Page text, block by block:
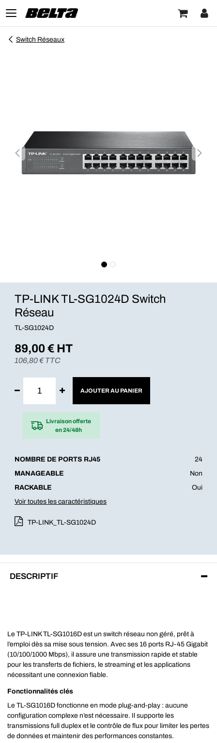
Switch Réseaux
TP-LINK TL-SG1024D Switch
Réseau
TL-SG1024D
89,00€ HT
106,80€ TTC
AJOUTER AU PANIER
Livraison offerte
en 24/48h
NOMBRE DE PORTS RJ45
24
MANAGEABLE
Non
RACKABLE
Oui
Voir toutes les caractéristiques
TP-LINK_TL-SG1024D
DESCRIPTIF
Le TP-LINK TL-SG1016D est un switch réseau non géré, prêt à
l’emploi dès sa mise sous tension. Avec ses 16 ports RJ-45 Gigabit
(10/100/1000 Mbps), il assure une transmission rapide et stable
pour les transferts de fichiers, le streaming et les applications
nécessitant une connexion fiable.
Fonctionnalités clés
Le TL-SG1016D fonctionne en mode plug-and-play : aucune
configuration complexe n’est nécessaire. Il supporte les
transmissions full duplex et le contrôle de flux pour limiter les pertes
de données et maintenir des performances constantes.